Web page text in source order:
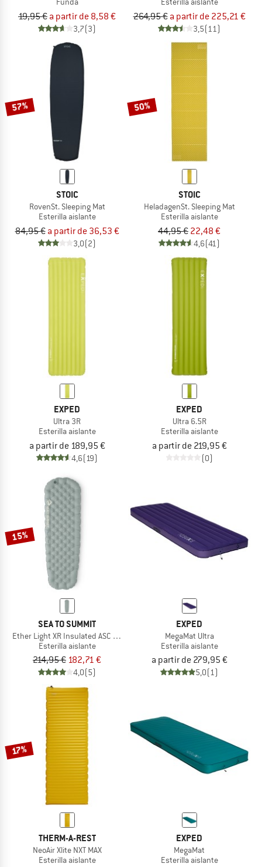
19,95 € a partir de 8,58 €
3,7(3)
264,95 € a partir de 225,21 €
3,5(11)
57%
STOIC
RovenSt. Sleeping Mat
Esterilla aislante
84,95 € a partir de 36,53 €
3,0(2)
50%
STOIC
HeladagenSt. Sleeping Mat
Esterilla aislante
44,95 € 22,48 €
4,6(41)
EXPED
Ultra 3R
Esterilla aislante
a partir de 189,95 €
4,6(19)
EXPED
Ultra 6.5R
Esterilla aislante
a partir de 219,95 €
(0)
15%
SEA TO SUMMIT
Ether Light XR Insulated ASC Mat
Esterilla aislante
214,95 € 182,71 €
4,0(5)
EXPED
MegaMat Ultra
Esterilla aislante
a partir de 279,95 €
5,0(1)
17%
THERM-A-REST
NeoAir Xlite NXT MAX
Esterilla aislante
EXPED
MegaMat
Esterilla aislante